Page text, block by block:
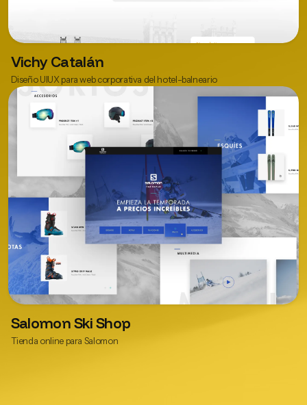
Vichy Catalán
Diseño UIUX para web corporativa del hotel-balneario
Salomon Ski Shop
Tienda online para Salomon